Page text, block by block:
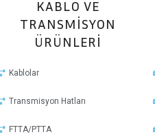
KABLO VE
TRANSMISYON
ÜRÜNLERI
Kablolar
Transmisyon Hatları
FTTA/PTTA